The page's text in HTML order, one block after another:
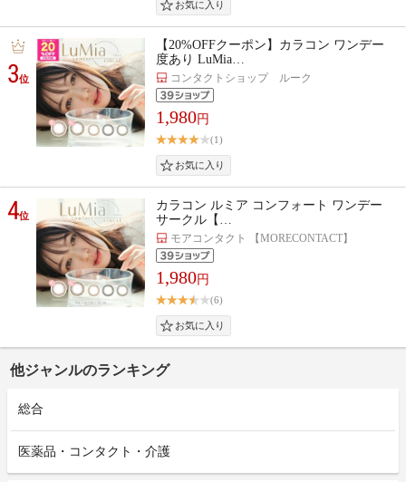
3位
【20%OFFクーポン】カラコン ワンデー
度あり LuMia…
コンタクトショップ ルーク
1,980円
(1)
4位
カラコン ルミア コンフォート ワンデー
サークル【…
モアコンタクト 【MORECONTACT】
1,980円
(6)
他ジャンルのランキング
総合
医薬品・コンタクト・介護